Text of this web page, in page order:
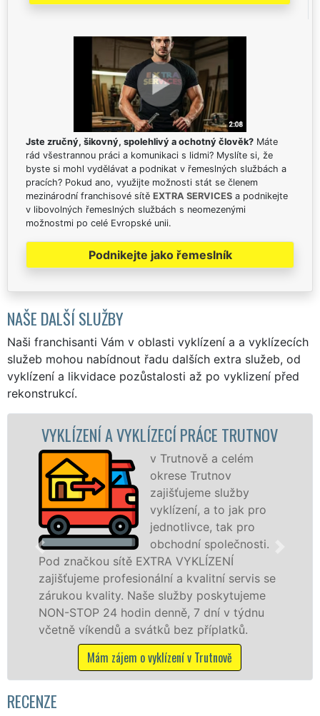
Jste zručný, šikovný, spolehlivý a ochotný člověk? Máte
rád všestrannou práci a komunikaci s lidmi? Myslíte si, že
byste si mohl vydělávat a podnikat v řemeslných službách a
pracích? Pokud ano, využijte možnosti stát se členem
mezinárodní franchisové sítě EXTRA SERVICES a podnikejte
v libovolných řemeslných službách s neomezenými
možnostmi po celé Evropské unii.
Podnikejte jako řemeslník
NAŠE DALŠÍ SLUŽBY
Naši franchisanti Vám v oblasti vyklízení a a vyklízecích
služeb mohou nabídnout řadu dalších extra služeb, od
vyklízení a likvidace pozůstalosti až po vyklizení před
rekonstrukcí.
A VYKLÍZECÍ PRÁCE TRUTNOV
v Trutnově a celém
okrese Trutnov
zajišťujeme služby
vyklízení, a to jak pro
jednotlivce, tak pro
obchodní společnosti.
sítě EXTRA VYKLÍZENÍ
profesionální a kvalitní servis se
Naše služby poskytujeme
24 hodin denně, 7 dní v týdnu
a svátků bez příplatků.
zájem o vyklízení v Trutnově
jak
zárukou
STOP bez
RECENZE